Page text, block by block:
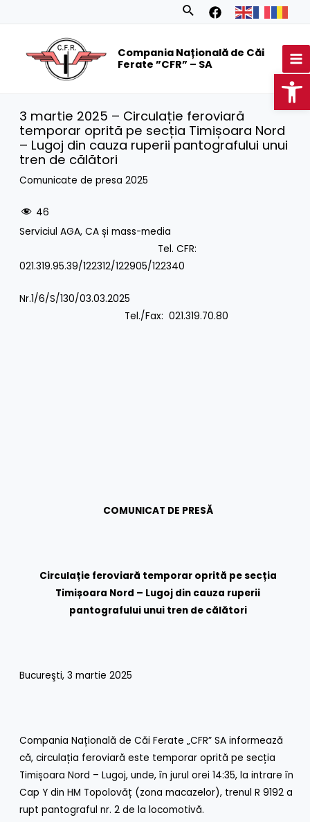
Search
Compania Națională de Căi
Ferate ”CFR” – SA
3 martie 2025 – Circulație feroviară
temporar oprită pe secția Timișoara Nord
– Lugoj din cauza ruperii pantografului unui
tren de călători
Comunicate de presa 2025
46
Serviciul AGA, CA și mass-media
Tel. CFR:
021.319.95.39/122312/122905/122340
Nr.1/6/S/130/03.03.2025
Tel./Fax: 021.319.70.80
COMUNICAT DE PRESĂ
Circulație feroviară temporar oprită pe secția
Timișoara Nord – Lugoj din cauza ruperii
pantografului unui tren de călători
Bucureşti, 3 martie 2025
Compania Națională de Căi Ferate „CFR” SA informează
că, circulația feroviară este temporar oprită pe secția
Timișoara Nord – Lugoj, unde, în jurul orei 14:35, la intrare în
Cap Y din HM Topolovăț (zona macazelor), trenul R 9192 a
rupt pantograful nr. 2 de la locomotivă.